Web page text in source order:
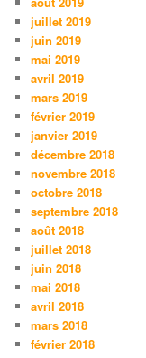
juillet 2019
juin 2019
mai 2019
avril 2019
mars 2019
février 2019
janvier 2019
décembre 2018
novembre 2018
octobre 2018
septembre 2018
août 2018
juillet 2018
juin 2018
mai 2018
avril 2018
mars 2018
février 2018